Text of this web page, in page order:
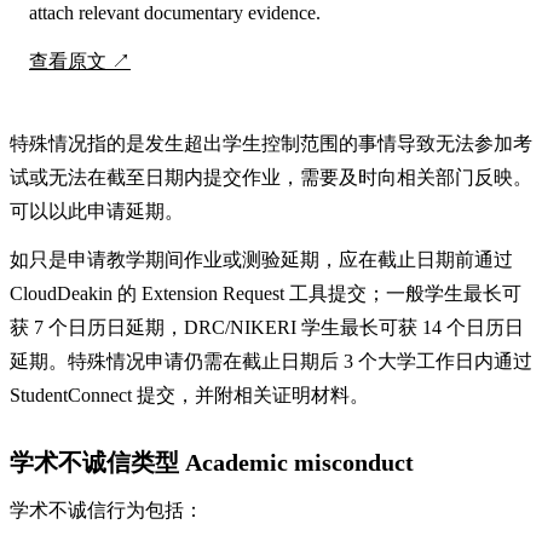
attach relevant documentary evidence.
查看原文
特殊情况指的是发生超出学生控制范围的事情导致无法参加考
试或无法在截至日期内提交作业，需要及时向相关部门反映。
可以以此申请延期。
如只是申请教学期间作业或测验延期，应在截止日期前通过
CloudDeakin 的 Extension Request 工具提交；一般学生最长可
获 7 个日历日延期，DRC/NIKERI 学生最长可获 14 个日历日
延期。特殊情况申请仍需在截止日期后 3 个大学工作日内通过
StudentConnect 提交，并附相关证明材料。
学术不诚信类型 Academic misconduct
学术不诚信行为包括：